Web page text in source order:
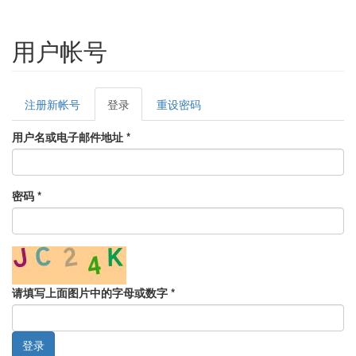
用户帐号
Primary
tabs
注册新帐号 登录 (active
tab)
重设密码
用户名或电子邮件地址 *
密码 *
请填写上面图片中的字母或数字 *
登录